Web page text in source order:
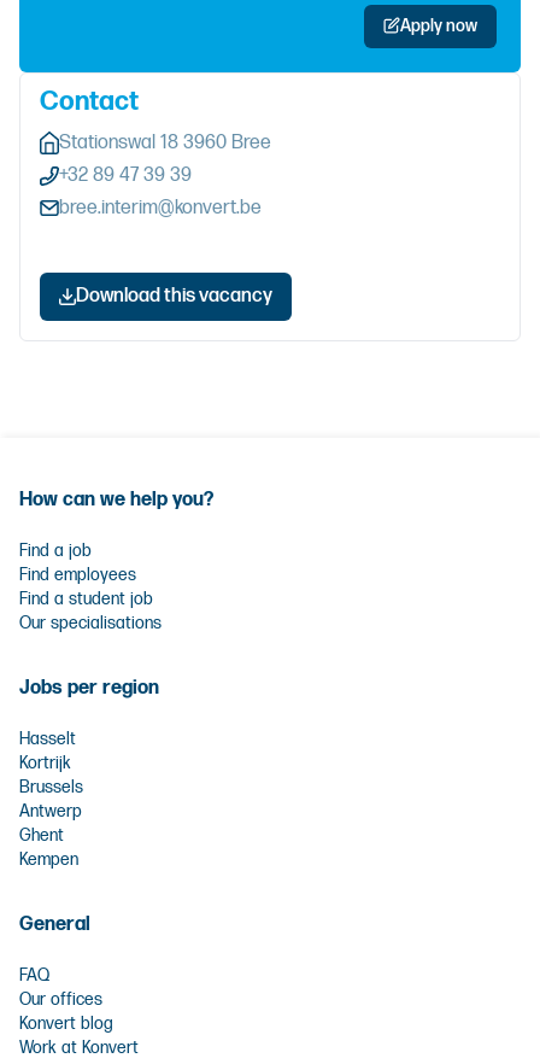
Apply now
Contact
Stationswal 18 3960 Bree
+32 89 47 39 39
bree.interim@konvert.be
Download this vacancy
How can we help you?
Find a job
Find employees
Find a student job
Our specialisations
Jobs per region
Hasselt
Kortrijk
Brussels
Antwerp
Ghent
Kempen
General
FAQ
Our offices
Konvert blog
Work at Konvert